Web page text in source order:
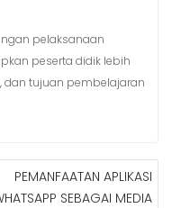
pelaksanaan
peserta didik lebih
tujuan pembelajaran
PEMANFAATAN APLIKASI
SEBAGAI MEDIA